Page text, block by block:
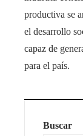
productiva se
el desarrollo
capaz de
para el país.
Buscar